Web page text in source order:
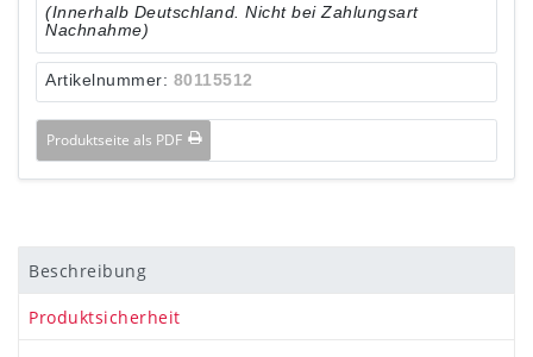
(Innerhalb Deutschland. Nicht bei Zahlungsart
Nachnahme)
Artikelnummer: 80115512
Produktseite als PDF
Beschreibung
Produktsicherheit